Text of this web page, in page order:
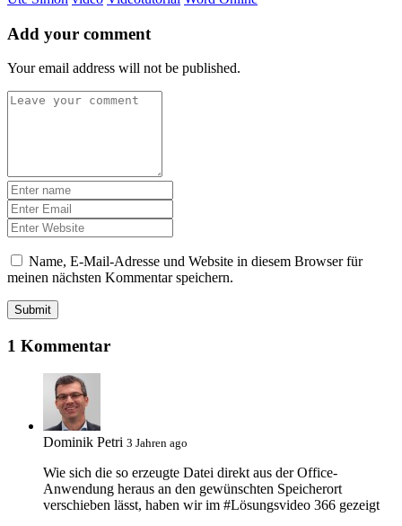
Add your comment
Your email address will not be published.
Name, E-Mail-Adresse und Website in diesem Browser für
meinen nächsten Kommentar speichern.
Submit
1 Kommentar
Dominik Petri 3 Jahren ago
Wie sich die so erzeugte Datei direkt aus der Office-
Anwendung heraus an den gewünschten Speicherort
verschieben lässt, haben wir im #Lösungsvideo 366 gezeigt